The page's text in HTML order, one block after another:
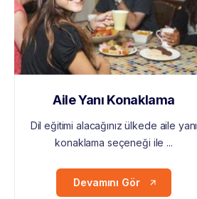
Aile Yanı Konaklama
Dil eğitimi alacağınız ülkede aile yanı
konaklama seçeneği ile ...
Devamını Gör